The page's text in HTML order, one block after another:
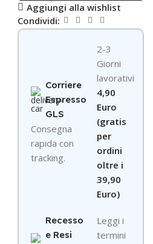
Aggiungi alla wishlist
Condividi:
Corriere
Espresso
GLS
Consegna
rapida con
tracking.
2-3
Giorni
lavorativi
4,90
Euro
(gratis
per
ordini
oltre i
39,90
Euro)
Recesso
e Resi
Leggi i
termini